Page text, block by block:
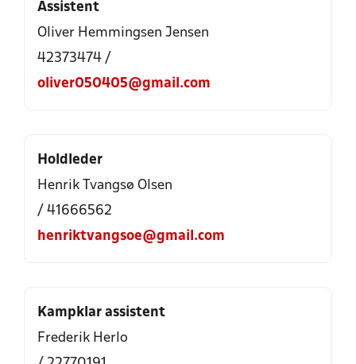
Assistent
Oliver Hemmingsen Jensen
42373474 /
oliver050405@gmail.com
Holdleder
Henrik Tvangsø Olsen
/ 41666562
henriktvangsoe@gmail.com
Kampklar assistent
Frederik Herlo